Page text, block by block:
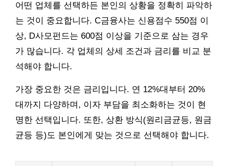
어떤 업체를 선택하든 본인의 상황을 정확히 파악하
는 것이 중요합니다. C금융사는 신용점수 550점 이
상, D사모펀드는 600점 이상을 기준으로 삼는 경우
가 많습니다. 각 업체의 상세 조건과 금리를 비교 분
석해야 합니다.
가장 중요한 것은 금리입니다. 연 12%대부터 20%
대까지 다양하며, 이자 부담을 최소화하는 것이 현
명한 선택입니다. 또한, 상환 방식(원리금균등, 원금
균등 등)도 본인에게 맞는 것으로 선택해야 합니다.